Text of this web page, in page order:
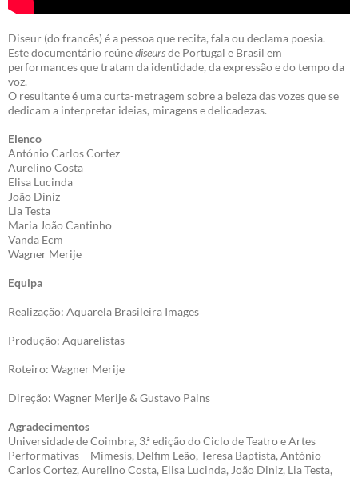
Diseur (do francês) é a pessoa que recita, fala ou declama poesia.
Este documentário reúnediseursde Portugal e Brasil em
performances que tratam da identidade, da expressão e do tempo da
voz.
O resultante é uma curta-metragem sobre a beleza das vozes que se
dedicam a interpretar ideias, miragens e delicadezas.
Elenco
António Carlos Cortez
Aurelino Costa
Elisa Lucinda
João Diniz
Lia Testa
Maria João Cantinho
Vanda Ecm
Wagner Merije
Equipa
Realização: Aquarela Brasileira Images
Produção: Aquarelistas
Roteiro: Wagner Merije
Direção: Wagner Merije & Gustavo Pains
Agradecimentos
Universidade de Coimbra, 3.ª edição do Ciclo de Teatro e Artes
Performativas – Mimesis, Delfim Leão, Teresa Baptista, António
Carlos Cortez, Aurelino Costa, Elisa Lucinda, João Diniz, Lia Testa,